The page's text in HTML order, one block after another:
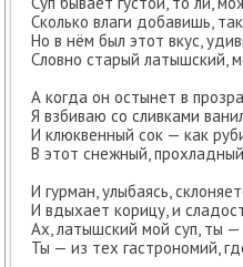
Сколько влаги добавишь,
Но в нём был этот вкус,
Словно старый латышский,
А когда он остынет в
Я взбиваю со сливками
И клюквенный сок — как
В этот снежный,
И гурман, улыбаясь,
И вдыхает корицу, и
Ах, латышский мой суп, ты —
Ты — из тех гастрономий,